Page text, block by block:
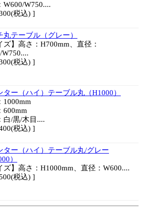
W600/W750....
税込) ]
丸テーブル（グレー）
ズ】高さ：H700mm、直径：
W750....
税込) ]
ター（ハイ）テーブル丸（H1000）
1000mm
600mm
白/黒/木目....
税込) ]
ター（ハイ）テーブル丸/グレー
）
ズ】高さ：H1000mm、直径：W600....
税込) ]